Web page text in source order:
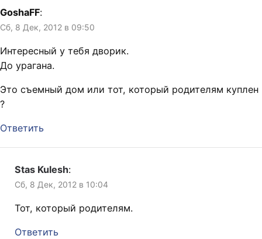
GoshaFF:
Сб, 8 Дек, 2012 в 09:50
Интересный у тебя дворик.
До урагана.
Это съемный дом или тот, который родителям куплен
?
Ответить
Stas Kulesh:
Сб, 8 Дек, 2012 в 10:04
Тот, который родителям.
Ответить